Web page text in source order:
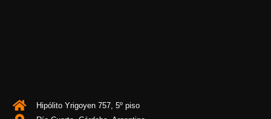
Hipólito Yrigoyen 757, 5º piso